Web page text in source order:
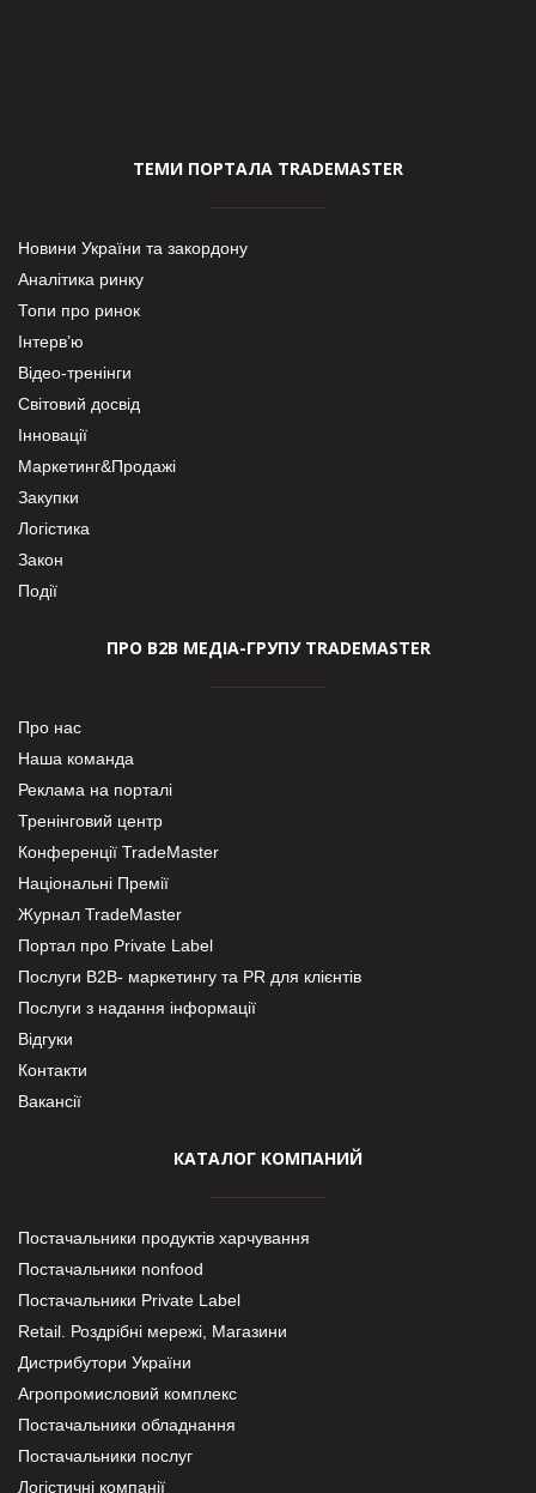
ТЕМИ ПОРТАЛА TRADEMASTER
Новини України та закордону
Аналітика ринку
Топи про ринок
Інтерв’ю
Відео-тренінги
Світовий досвід
Інновації
Маркетинг&Продажі
Закупки
Логістика
Закон
Події
ПРО В2В МЕДІА-ГРУПУ TRADEMASTER
Про нас
Наша команда
Реклама на порталі
Тренінговий центр
Конференції TradeMaster
Національні Премії
Журнал TradeMaster
Портал про Private Label
Послуги В2В- маркетингу та PR для клієнтів
Послуги з надання інформації
Відгуки
Контакти
Вакансії
КАТАЛОГ КОМПАНИЙ
Постачальники продуктів харчування
Постачальники nonfood
Постачальники Private Label
Retail. Роздрібні мережі, Магазини
Дистрибутори України
Агропромисловий комплекс
Постачальники обладнання
Постачальники послуг
Логістичні компанії